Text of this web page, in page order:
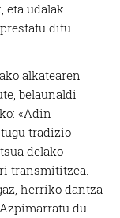
eta udalak
ditu
alkatearen
belaunaldi
«Adin
tradizio
delako
transmititzea.
herriko dantza
du